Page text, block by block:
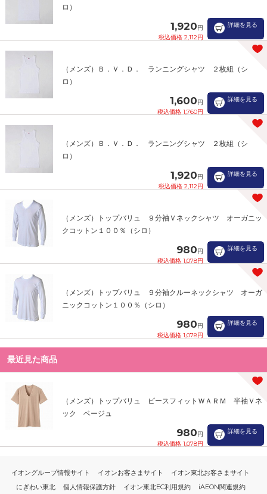
ロ）
1,920円
税込価格 2,112円
詳細を見る
（メンズ）Ｂ．Ｖ．Ｄ． ランニングシャツ ２枚組（シ
ロ）
1,600円
税込価格 1,760円
詳細を見る
（メンズ）Ｂ．Ｖ．Ｄ． ランニングシャツ ２枚組（シ
ロ）
1,920円
税込価格 2,112円
詳細を見る
（メンズ）トップバリュ ９分袖Ｖネックシャツ オーガニッ
クコットン１００％（シロ）
980円
税込価格 1,078円
詳細を見る
（メンズ）トップバリュ ９分袖クルーネックシャツ オーガ
ニックコットン１００％（シロ）
980円
税込価格 1,078円
詳細を見る
最近見た商品
（メンズ）トップバリュ ピースフィットＷＡＲＭ 半袖Ｖネ
ック ベージュ
980円
税込価格 1,078円
詳細を見る
イオングループ情報サイト イオンお客さまサイト
イオン東北お客さまサイト
にぎわい東北
個人情報保護方針 イオン東北EC利用規約 iAEON関連規約